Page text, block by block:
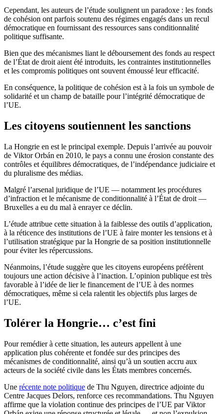
Cependant, les auteurs de l’étude soulignent un paradoxe : les fonds
de cohésion ont parfois soutenu des régimes engagés dans un recul
démocratique en fournissant des ressources sans conditionnalité
politique suffisante.
Bien que des mécanismes liant le déboursement des fonds au respect
de l’État de droit aient été introduits, les contraintes institutionnelles
et les compromis politiques ont souvent émoussé leur efficacité.
En conséquence, la politique de cohésion est à la fois un symbole de
solidarité et un champ de bataille pour l’intégrité démocratique de
l’UE.
Les citoyens soutiennent les sanctions
La Hongrie en est le principal exemple. Depuis l’arrivée au pouvoir
de Viktor Orbán en 2010, le pays a connu une érosion constante des
contrôles et équilibres démocratiques, de l’indépendance judiciaire et
du pluralisme des médias.
Malgré l’arsenal juridique de l’UE — notamment les procédures
d’infraction et le mécanisme de conditionnalité à l’État de droit —
Bruxelles a eu du mal à enrayer ce déclin.
L’étude attribue cette situation à la faiblesse des outils d’application,
à la réticence des institutions de l’UE à faire monter les tensions et à
l’utilisation stratégique par la Hongrie de sa position institutionnelle
pour éviter les répercussions.
Néanmoins, l’étude suggère que les citoyens européens préfèrent
toujours une action décisive à l’inaction. L’opinion publique est très
favorable à l’idée de lier le financement de l’UE à des normes
démocratiques, même si cela ralentit les objectifs plus larges de
l’UE.
Tolérer la Hongrie… c’est fini
Pour remédier à cette situation, les auteurs appellent à une
application plus cohérente et fondée sur des principes des
mécanismes de conditionnalité, ainsi qu’à un soutien accru aux
acteurs de la société civile dans les États membres concernés.
Une récente note politique de Thu Nguyen, directrice adjointe du
Centre Jacques Delors, renforce ces recommandations. Thu Nguyen
affirme que la violation continue des principes de l’UE par Viktor